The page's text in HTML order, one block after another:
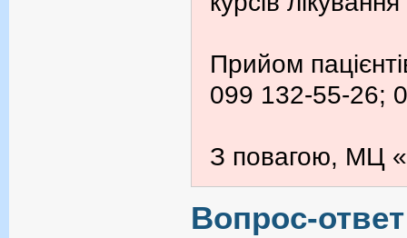
Прийом
099 132-55-26;
З повагою, МЦ
Вопрос-